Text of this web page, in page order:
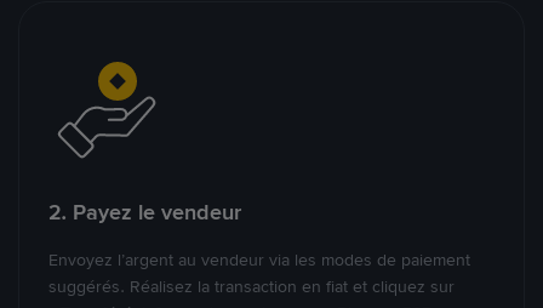
2. Payez le vendeur
Envoyez l’argent au vendeur via les modes de paiement
suggérés. Réalisez la transaction en fiat et cliquez sur